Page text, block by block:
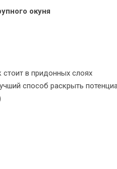
окуня
в придонных слоях
способ раскрыть